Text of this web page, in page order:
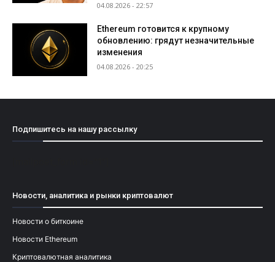
04.08.2026 - 22:57
Ethereum готовится к крупному
обновлению: грядут незначительные
изменения
04.08.2026 - 20:25
Подпишитесь на нашу рассылку
Новости, аналитика и рынки криптовалют
Новости о биткоине
Новости Ethereum
Криптовалютная аналитика